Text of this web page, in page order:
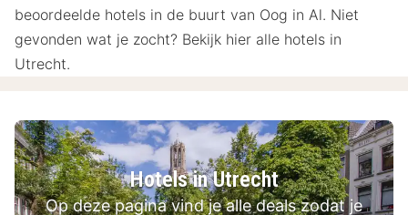
beoordeelde hotels in de buurt van Oog in Al. Niet
gevonden wat je zocht? Bekijk hier alle hotels in
Utrecht.
Hotels in Utrecht
Op deze pagina vind je alle deals zodat je